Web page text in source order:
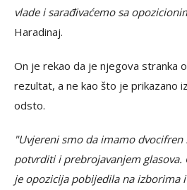
vlade i sarađivaćemo sa
Haradinaj.
On je rekao da je njegova stranka
rezultat, a ne kao što je prikazano
odsto.
"Uvjereni smo da imamo
potvrditi i prebrojavanjem glasova.
je opozicija pobijedila na izborima